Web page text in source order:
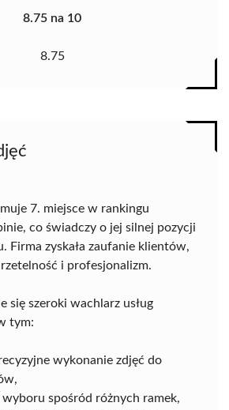
8.75 na 10
8.75
7. miejsce w rankingu
co świadczy o jej silnej pozycji
Firma zyskała zaufanie klientów,
i profesjonalizm.
się szeroki wachlarz usług
tym:
wykonanie zdjęć do
spośród różnych ramek,